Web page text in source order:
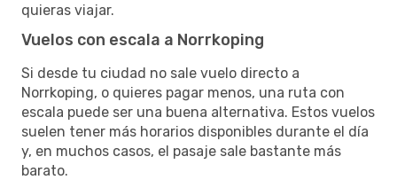
quieras viajar.
Vuelos con escala a Norrkoping
Si desde tu ciudad no sale vuelo directo a
Norrkoping, o quieres pagar menos, una ruta con
escala puede ser una buena alternativa. Estos vuelos
suelen tener más horarios disponibles durante el día
y, en muchos casos, el pasaje sale bastante más
barato.